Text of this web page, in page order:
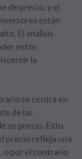
de precio, y el
están
El análisis
estos
la
se centra en
de las
su precio. Esto
precio refleja una
o por el contrario